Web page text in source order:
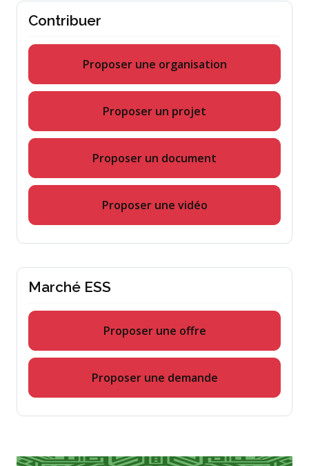
Contribuer
Proposer une organisation
Proposer un projet
Proposer un document
Proposer une vidéo
Marché ESS
Proposer une offre
Proposer une demande